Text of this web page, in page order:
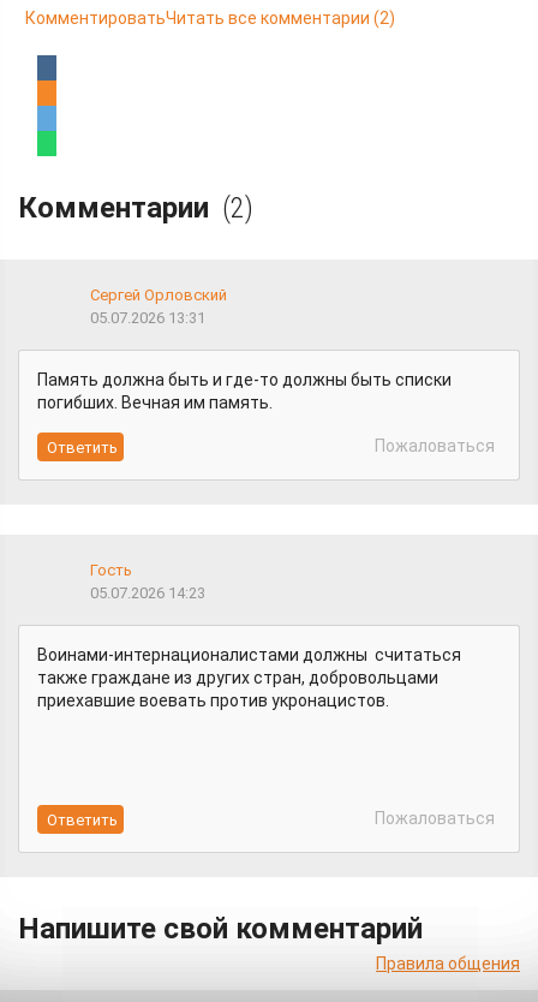
КомментироватьЧитать все комментарии (2)
Комментарии (2)
Сергей Орловский
05.07.2026 13:31
Память должна быть и где-то должны быть списки
погибших. Вечная им память.
Пожаловаться
Гость
05.07.2026 14:23
Воинами-интернационалистами должны считаться
также граждане из других стран, добровольцами
приехавшие воевать против укронацистов.
Пожаловаться
Напишите свой комментарий
Правила общения